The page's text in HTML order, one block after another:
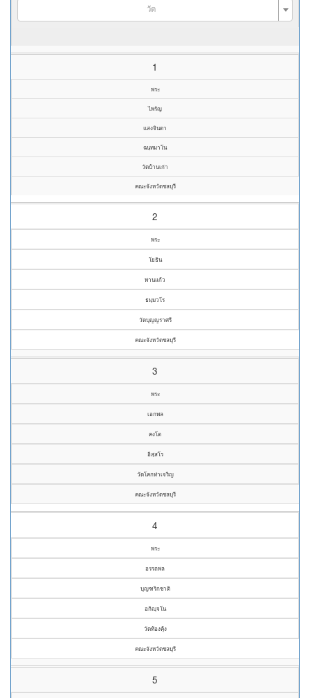
วัด
1
พระ
ไพรัญ
แสงจินดา
ฉนฺทมาโน
วัดบ้านเก่า
คณะจังหวัดชลบุรี
2
พระ
โยธิน
พานแก้ว
ธมฺมวโร
วัดบุญญราศรี
คณะจังหวัดชลบุรี
3
พระ
เอกพล
คงโต
อิสฺสโร
วัดโคกท่าเจริญ
คณะจังหวัดชลบุรี
4
พระ
อรรถพล
บุญฑริกชาติ
อกิญฺจโน
วัดท้องคุ้ง
คณะจังหวัดชลบุรี
5